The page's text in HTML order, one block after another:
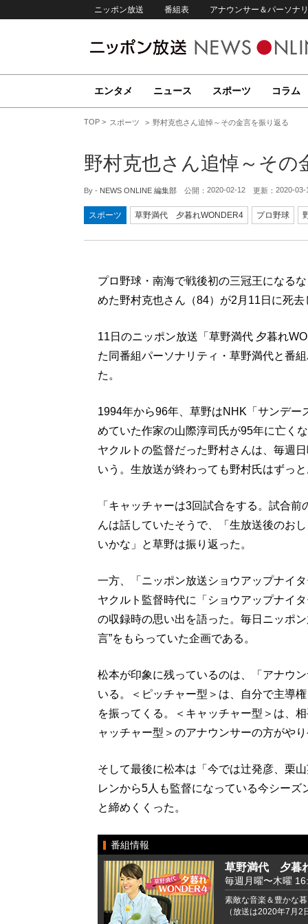
ニッポン放送 番組表 アナウンサー＆パーソナ
エンタメ ニュース スポーツ コラム
TOP スポーツ 野村克也さん追悼～その金言を振り返る
野村克也さん追悼～その
By - NEWS ONLINE 編集部 公開： 2020-02-12 更新： 2020-03-
スポーツ 草野満代 夕暮れWONDER4 プロ野球
プロ野球・南海で戦後初の三冠王になる
めた野村克也さん（84）が2月11日に死去
11日のニッポン放送「草野満代 夕暮れ
た同番組パーソナリティ・草野満代と番
た。
1994年から96年、草野はNHK「サンデ
めていた作家の山際淳司氏が95年に亡く
ヤクルトの監督だった野村さんは、毎週
いう。生放送が終わっても野村氏はずっ
「キャッチャーは3回試合をする。試合前
んは話していたそうで、「生放送後のお
いかな」と草野は振り返った。
一方、「ニッポン放送ショウアップナイ
ヤクルト監督時代に「ショウアップナイ
の収録時の思い出を語った。毎日ニッポ
言”をもらっていた企画である。
松本が印象に残っているのは、「アナウ
いる。＜ピッチャー型＞は、自分で主導
を振ってくる。＜キャッチャー型＞は、
ャッチャー型＞のアナウンサーの方がや
そして最後に松本は「今では辻発彦、栗
レンから5人も監督になっている今シー
と締めくくった。
番組情報
草野満代 夕暮
毎週月曜〜木曜
素敵な音楽＆豊かな
（放送は2020年7月2